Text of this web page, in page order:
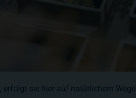
sie hier auf natürlichem Wege.